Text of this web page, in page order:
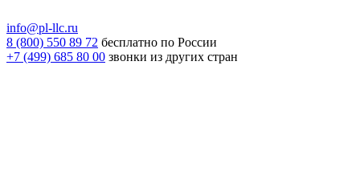
info@pl-llc.ru
8 (800) 550 89 72 бесплатно по России
+7 (499) 685 80 00 звонки из других стран